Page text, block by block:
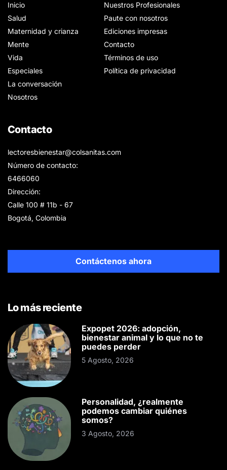
Inicio
Salud
Maternidad y crianza
Mente
Vida
Especiales
La conversación
Nosotros
Nuestros Profesionales
Paute con nosotros
Ediciones impresas
Contacto
Términos de uso
Política de privacidad
Contacto
lectoresbienestar@colsanitas.com
Número de contacto:
6466060
Dirección:
Calle 100 # 11b - 67
Bogotá, Colombia
Contáctenos ahora
Lo más reciente
Expopet 2026: adopción,
bienestar animal y lo que no te
puedes perder
5 Agosto, 2026
Personalidad, ¿realmente
podemos cambiar quiénes
somos?
3 Agosto, 2026